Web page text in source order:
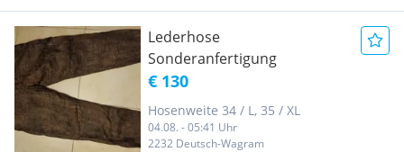
Lederhose
Sonderanfertigung
€ 130
Hosenweite 34 / L, 35 / XL
04.08. - 05:41 Uhr
2232 Deutsch-Wagram